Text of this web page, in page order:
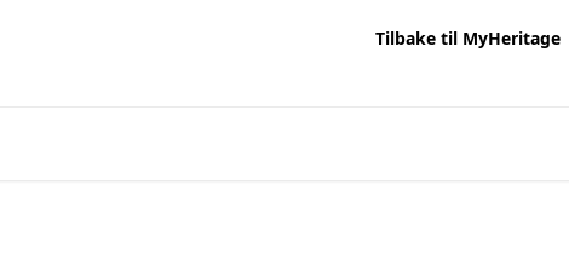
Tilbake til MyHeritage